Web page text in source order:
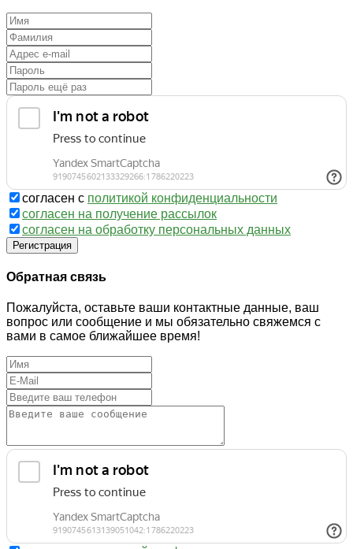
согласен с политикой конфиденциальности
согласен на получение рассылок
согласен на обработку персональных данных
Регистрация
Обратная связь
Пожалуйста, оставьте ваши контактные данные, ваш
вопрос или сообщение и мы обязательно свяжемся с
вами в самое ближайшее время!